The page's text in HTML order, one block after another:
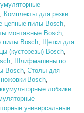
, Комплекты для резки
цепные пилы Bosch,
монтажные Bosch,
пилы Bosch, Щетки для
(кусторезы) Bosch,
, Шлифмашины по
Bosch, Столы для
Bosch,
лобзики
универсальные